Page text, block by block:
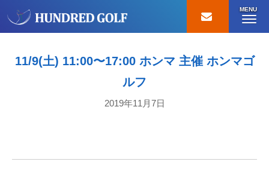
MENU
11/9(土) 11:00〜17:00 ホンマ 主催 ホンマゴ
ルフ
2019年11月7日